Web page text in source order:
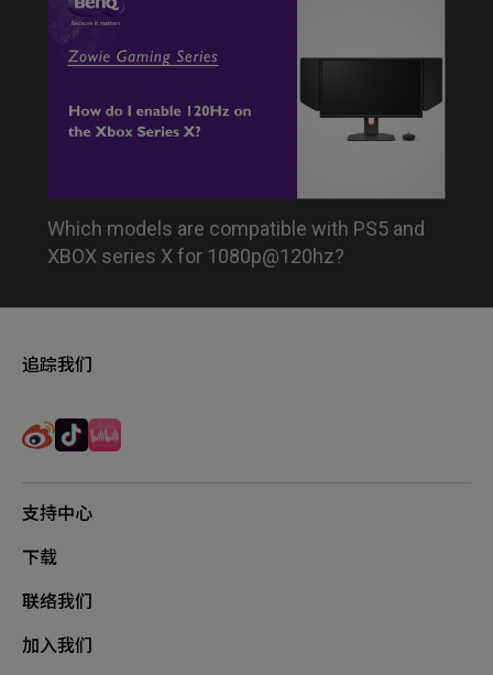
Which models are compatible with PS5 and
XBOX series X for 1080p@120hz?
追踪我们
支持中心
下载
联络我们
加入我们